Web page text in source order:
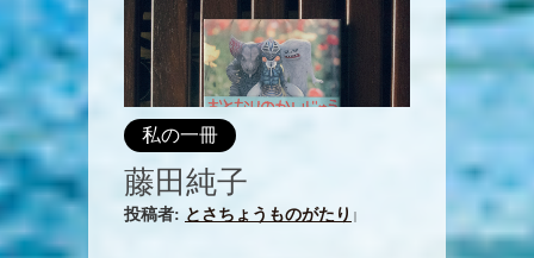
私の一冊
藤田純子
投稿者: とさちょうものがたり